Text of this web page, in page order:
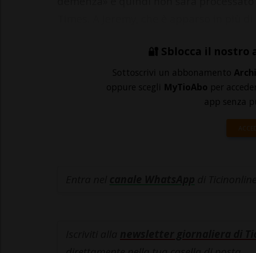
🔐 Sblocca il nostro
Sottoscrivi un abbonamento
oppure scegli MyTioAbo per
app senza
ACCEDI